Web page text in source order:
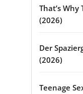
That’s Why
(2026)
Der
(2026)
Teenage